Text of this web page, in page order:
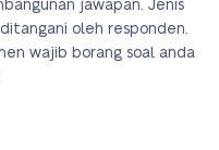
jawapan. Jenis
oleh responden.
wajib borang soal anda